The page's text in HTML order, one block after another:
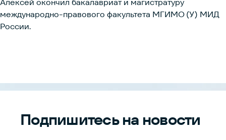
Алексей окончил бакалавриат и магистратуру
международно-правового факультета МГИМО (У) МИД
России.
Подпишитесьна новости